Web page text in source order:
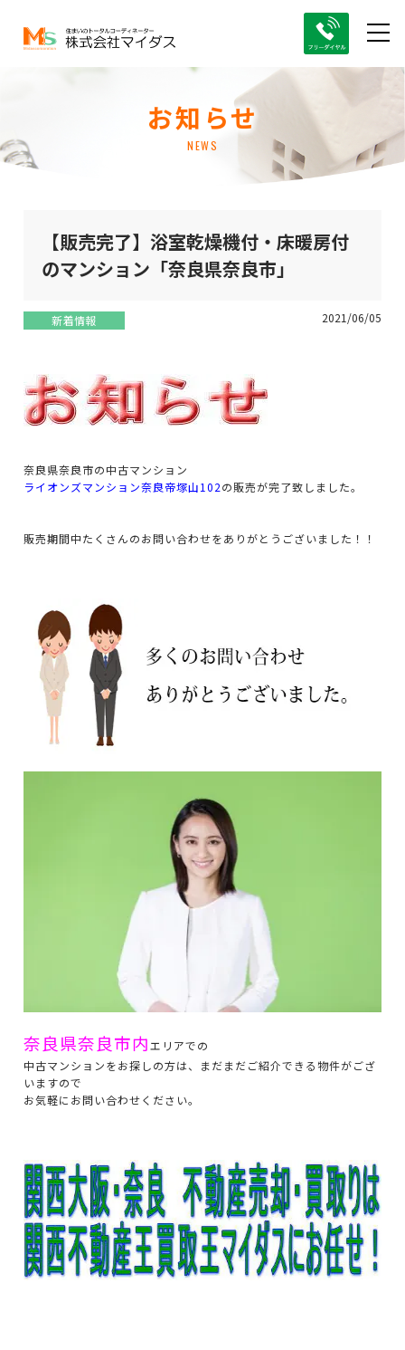
お知らせ
NEWS
【販売完了】浴室乾燥機付・床暖房付
のマンション「奈良県奈良市」
新着情報 2021/06/05
奈良県奈良市の中古マンション
ライオンズマンション奈良帝塚山102の販売が完了致しました。
販売期間中たくさんのお問い合わせをありがとうございました！！
奈良県奈良市内エリアでの
中古マンションをお探しの方は、まだまだご紹介できる物件がござ
いますので
お気軽にお問い合わせください。